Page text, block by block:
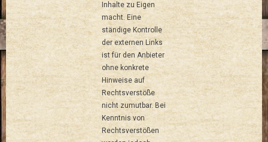
Inhalte zu Eigen
macht. Eine
ständige Kontrolle
der externen Links
ist für den Anbieter
ohne konkrete
Hinweise auf
Rechtsverstöße
nicht zumutbar. Bei
Kenntnis von
Rechtsverstößen